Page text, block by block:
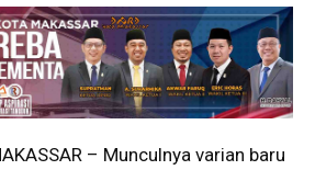
– Munculnya varian baru